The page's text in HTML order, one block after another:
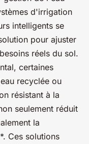
d'irrigation
intelligents se
pour ajuster
réels du sol.
certaines
recyclée ou
résistant à la
seulement réduit
la
Ces solutions